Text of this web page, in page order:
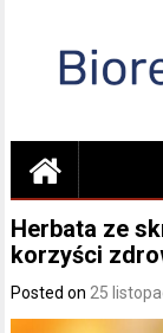
Herbata ze
korzyści
Posted on 25